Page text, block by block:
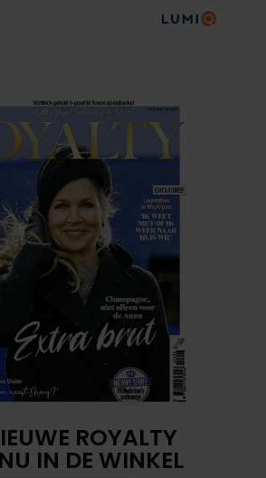
ROYALTY
IN DE WINKEL